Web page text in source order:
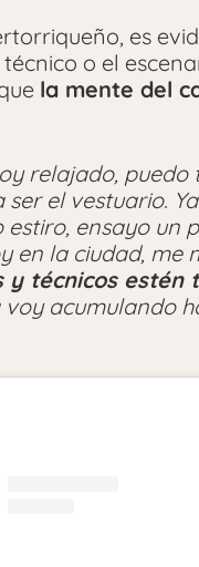
es
o el
la mente del
relajado,
ser el vestuario.
estiro, ensayo
en la ciudad,
y técnicos
voy acumulando